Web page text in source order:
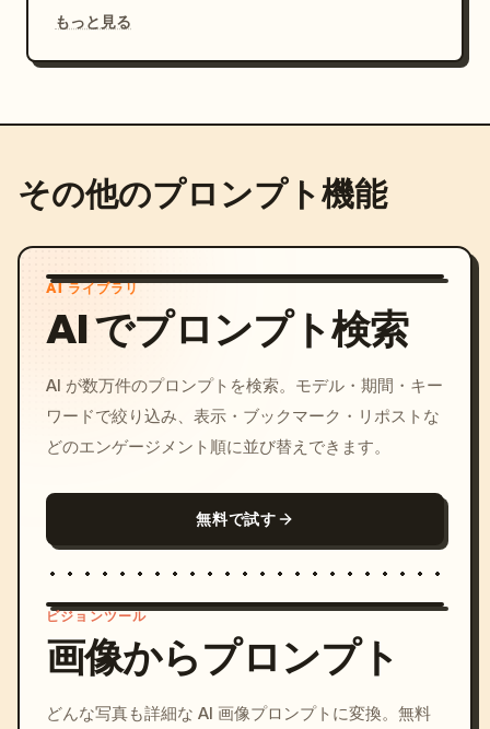
もっと見る
その他のプロンプト機能
AI ライブラリ
AI でプロンプト検索
AI が数万件のプロンプトを検索。モデル・期間・キー
ワードで絞り込み、表示・ブックマーク・リポストな
どのエンゲージメント順に並び替えできます。
無料で試す
c, cyberpunk sunset, neon
ビジョンツール
画像からプロンプト
どんな写真も詳細な AI 画像プロンプトに変換。無料